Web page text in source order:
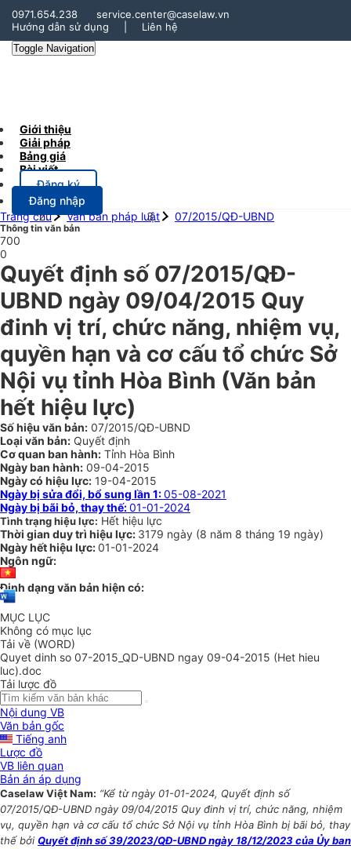
0971.654.238
service.center@caselaw.vn
Hướng dẫn sử dụng
Liên hệ
Toggle Navigation
Giới thiệu
Giải pháp
Bảng giá
Bài viết
Đăng ký
Đăng nhập
Trang chủ
Văn bản pháp luật 07/2015/QĐ-UBND
Thông tin văn bản
700
0
Quyết định số 07/2015/QĐ-
UBND ngày 09/04/2015 Quy
đinh vị trí, chức năng, nhiệm vụ,
quyền hạn và cơ cấu tổ chức Sở
Nội vụ tỉnh Hòa Bình (Văn bản
hết hiệu lực)
Số hiệu văn bản: 07/2015/QĐ-UBND
Loại văn bản: Quyết định
Cơ quan ban hành: Tỉnh Hòa Bình
Ngày ban hành: 09-04-2015
Ngày có hiệu lực: 19-04-2015
Ngày bị sửa đổi, bổ sung lần 1:05-08-2021
Ngày bị bãi bỏ, thay thế:01-01-2024
Tình trạng hiệu lực: Hết hiệu lực
Thời gian duy trì hiệu lực: 3179 ngày (8 năm 8 tháng 19 ngày)
Ngày hết hiệu lực:01-01-2024
Ngôn ngữ:
Định dạng văn bản hiện có:
MỤC LỤC
Không có mục lục
Tải về (WORD)
Quyet dinh so 07-2015_QD-UBND ngay 09-04-2015 (Het hieu
luc).doc
Tải lược đồ
Nội dung VB
Văn bản gốc
Tiếng anh
Lược đồ
VB liên quan
Bản án áp dụng
Caselaw Việt Nam: “Kể từ ngày 01-01-2024, Quyết định số
07/2015/QĐ-UBND ngày 09/04/2015 Quy đinh vị trí, chức năng, nhiệm
vụ, quyền hạn và cơ cấu tổ chức Sở Nội vụ tỉnh Hòa Bình bị bãi bỏ, thay
thế bởi Quyết định số 39/2023/QĐ-UBND ngày 18/12/2023 của Ủy ban